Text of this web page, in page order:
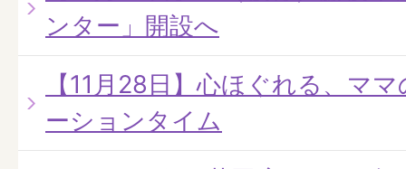
ンター」開設へ
【11月28日】心ほぐれる、マ
ーションタイム